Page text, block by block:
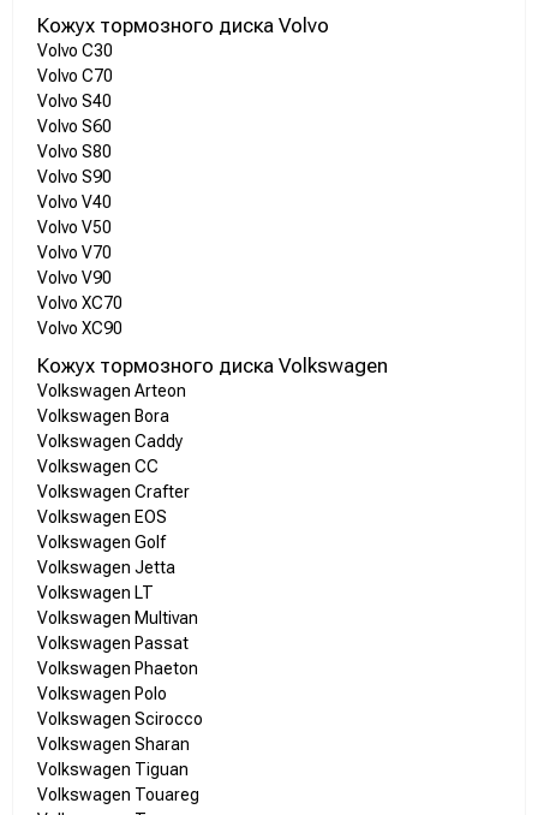
Кожух тормозного диска Volvo
Volvo C30
Volvo C70
Volvo S40
Volvo S60
Volvo S80
Volvo S90
Volvo V40
Volvo V50
Volvo V70
Volvo V90
Volvo XC70
Volvo XC90
Кожух тормозного диска Volkswagen
Volkswagen Arteon
Volkswagen Bora
Volkswagen Caddy
Volkswagen CC
Volkswagen Crafter
Volkswagen EOS
Volkswagen Golf
Volkswagen Jetta
Volkswagen LT
Volkswagen Multivan
Volkswagen Passat
Volkswagen Phaeton
Volkswagen Polo
Volkswagen Scirocco
Volkswagen Sharan
Volkswagen Tiguan
Volkswagen Touareg